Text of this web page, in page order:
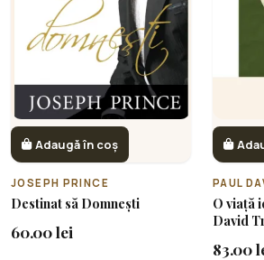
Adaugă în coș
JOSEPH PRINCE
Destinat să Domnești
60.00 lei
PAUL
O viață
David
83.00